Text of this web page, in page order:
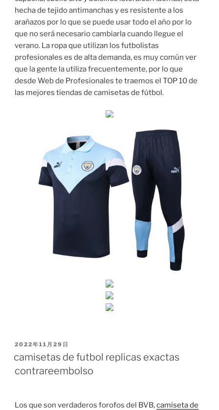
hecha de tejido antimanchas y es resistente a los
arañazos por lo que se puede usar todo el año por lo
que no será necesario cambiarla cuando llegue el
verano. La ropa que utilizan los futbolistas
profesionales es de alta demanda, es muy común ver
que la gente la utiliza frecuentemente, por lo que
desde Web de Profesionales te traemos el TOP 10 de
las mejores tiendas de camisetas de fútbol.
PUBLICADO
2022年11月29日
camisetas de futbol replicas exactas
contrareembolso
Los que son verdaderos forofos del BVB,camiseta de